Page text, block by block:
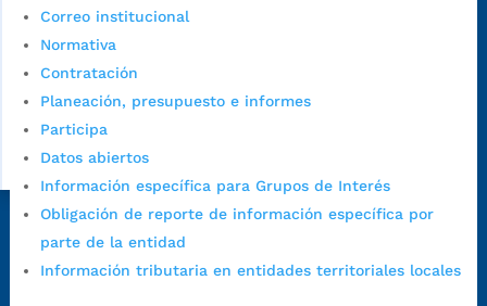
Correo institucional
Normativa
Contratación
Planeación, presupuesto e informes
Participa
Datos abiertos
Información específica para Grupos de Interés
Obligación de reporte de información específica por
parte de la entidad
Información tributaria en entidades territoriales locales